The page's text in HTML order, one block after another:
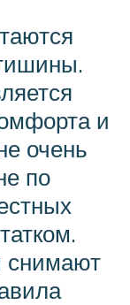
и
очень
по
снимают